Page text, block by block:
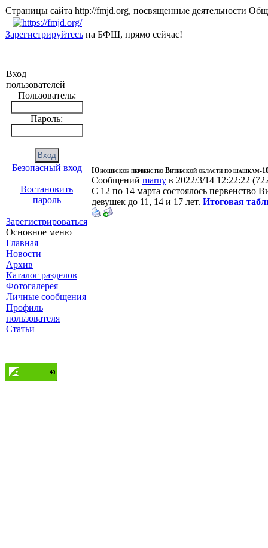
Страницы сайта http://fmjd.org, посвященные
Зарегистрируйтесь на БФШ, прямо сейчас!
Вход
пользователей
Пользователь:
Пароль:
Безопасный вход
Востановить
пароль
Зарегистрироваться
Основное меню
Главная
Новости
Архив
Каталог разделов
Фотогалерея
Личные сообщения
Профиль
пользователя
Статьи
Юношеское первенство Витебской области по шашкам-
Сообщений marny в 2022/3/14 12:22:22 (
С 12 по 14 марта состоялось
девушек до 11, 14 и 17 лет. Итоговая